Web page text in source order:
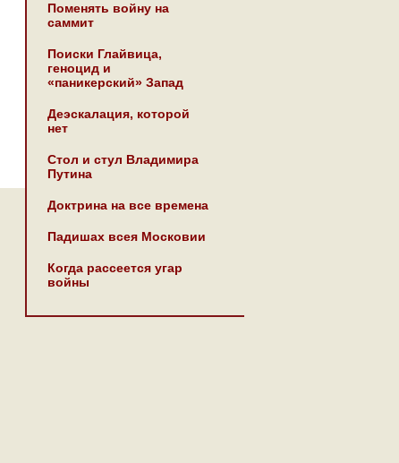
Поменять войну на
саммит
Поиски Глайвица,
геноцид и
«паникерский» Запад
Деэскалация, которой
нет
Стол и стул Владимира
Путина
Доктрина на все времена
Падишах всея Московии
Когда рассеется угар
войны